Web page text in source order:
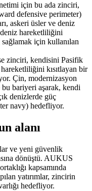
için bu ada zinciri,
defensive perimeter)
askeri üsler ve deniz
hareketliliğini
sağlamak için kullanılan
zinciri, kendisini Pasifik
kısıtlayan bir
Çin, modernizasyon
bariyeri aşarak, kendi
denizlerde güç
navy) hedefliyor.
alanı
ve yeni güvenlik
dönüştü. AUKUS
kapsamında
yatırımlar, zincirin
hedefliyor.